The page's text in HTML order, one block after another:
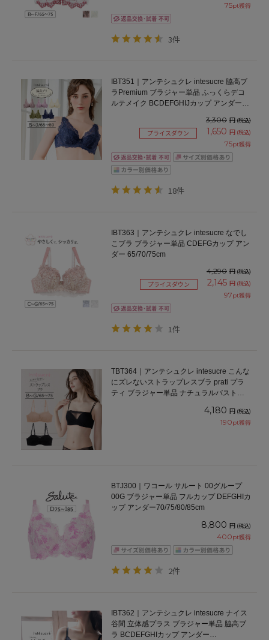
75pt獲得
3件
IBT351｜アンテシュクレ intesucre 脇高ブ
ラPremium ブラジャー単品 ふっくらデコ
ルテメイク BCDEFGHIJカップ アンダー
3,300 円(税込)
プライスダウン 1,650 円 (税込)
75pt獲得
18件
IBT363｜アンテシュクレ intesucre なでし
こブラ ブラジャー単品 CDEFGカップ アン
ダー 65/70/75cm
4,290 円(税込)
プライスダウン 2,145 円 (税込)
97pt獲得
1件
TBT364｜アンテシュクレ intesucre こんな
にズレないストラップレスブラ prati プラ
ティ ブラジャー単品 ナチュラルバストメ
4,180 円 (税込)
190pt獲得
BTJ300｜ワコール サルート 00グループ
00G ブラジャー単品 フルカップ DEFGHIカ
ップ アンダー70/75/80/85cm
8,800 円 (税込)
400pt獲得
2件
IBT362｜アンテシュクレ intesucre ナイス
谷間 立体感プラス ブラジャー単品 脇高ブ
ラ BCDEFGHIカップ アンダー